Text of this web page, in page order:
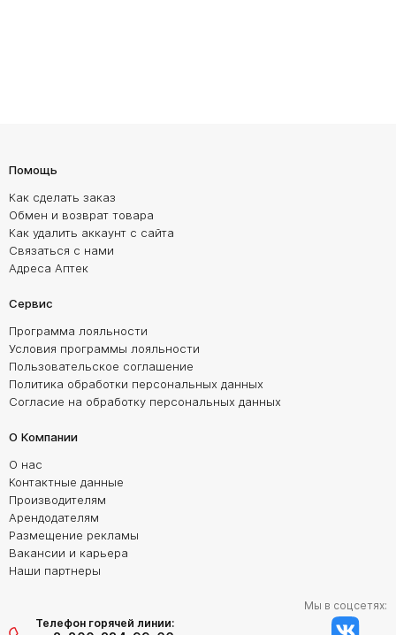
Помощь
Как сделать заказ
Обмен и возврат товара
Как удалить аккаунт с сайта
Связаться с нами
Адреса Аптек
Сервис
Программа лояльности
Условия программы лояльности
Пользовательское соглашение
Политика обработки персональных данных
Согласие на обработку персональных данных
О Компании
О нас
Контактные данные
Производителям
Арендодателям
Размещение рекламы
Вакансии и карьера
Наши партнеры
Телефон горячей линии:
Мы в соцсетях: